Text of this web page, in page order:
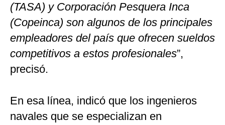
(TASA) y Corporación Pesquera Inca
(Copeinca) son algunos de los principales
empleadores del país que ofrecen sueldos
competitivos a estos profesionales”,
precisó.
En esa línea, indicó que los ingenieros
navales que se especializan en